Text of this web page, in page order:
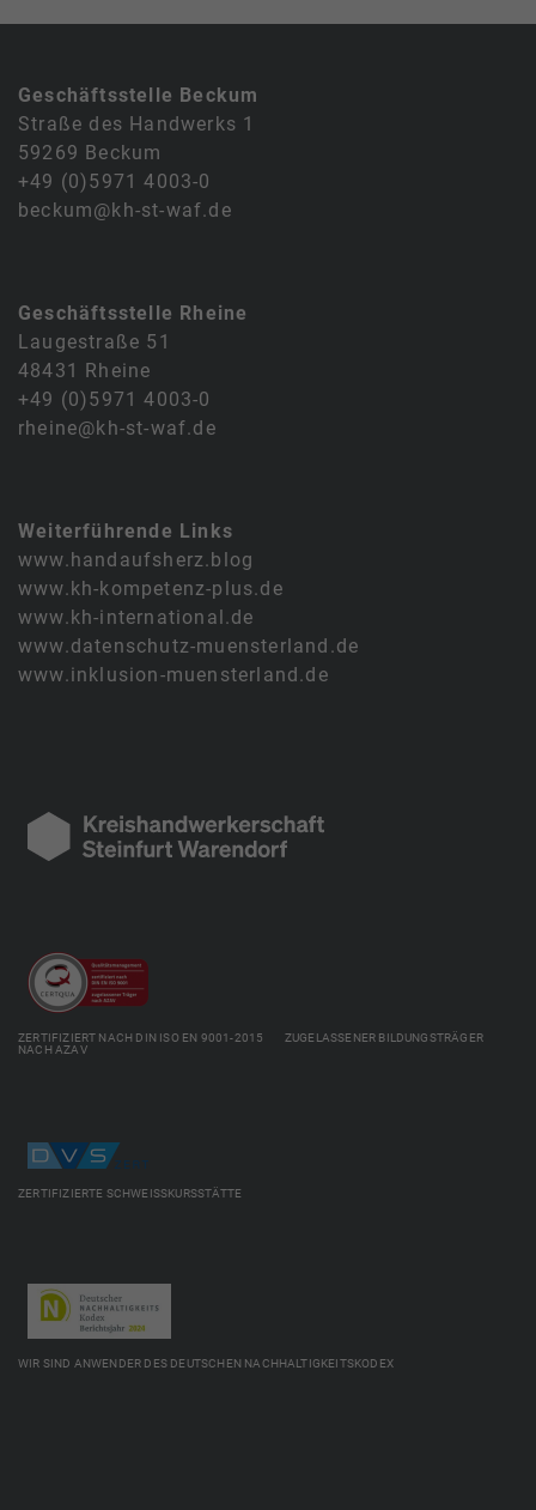
Geschäftsstelle Beckum
Straße des Handwerks 1
59269 Beckum
+49 (0)5971 4003-0
beckum@kh-st-waf.de
Geschäftsstelle Rheine
Laugestraße 51
48431 Rheine
+49 (0)5971 4003-0
rheine@kh-st-waf.de
Weiterführende Links
www.handaufsherz.blog
www.kh-kompetenz-plus.de
www.kh-international.de
www.datenschutz-muensterland.de
www.inklusion-muensterland.de
ZERTIFIZIERT NACH DIN ISO EN 9001-2015 ZUGELASSENER BILDUNGSTRÄGER
NACH AZAV
ZERTIFIZIERTE SCHWEISSKURSSTÄTTE
WIR SIND ANWENDER DES DEUTSCHEN NACHHALTIGKEITSKODEX